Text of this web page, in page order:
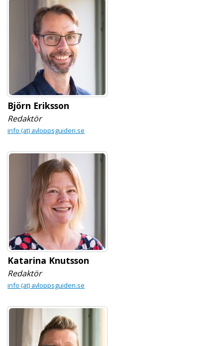
Björn Eriksson
Redaktör
info (at) avloppsguiden.se
Katarina Knutsson
Redaktör
info (at) avloppsguiden.se